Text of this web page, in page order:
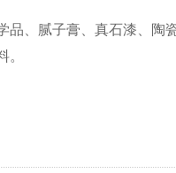
、腻子膏、真石漆、陶
。